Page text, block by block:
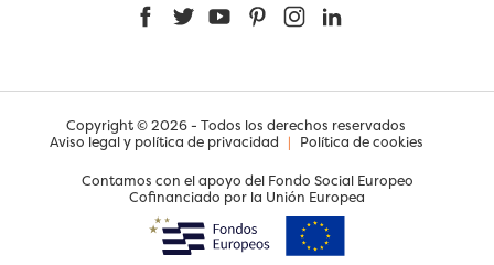
FacebookTwitterYouTubePinterestInstagram
Copyright © 2026 - Todos los derechos reservados
Aviso legal y política de privacidad | Política de cookies
Contamos con el apoyo del Fondo Social Europeo
Cofinanciado por la Unión Europea